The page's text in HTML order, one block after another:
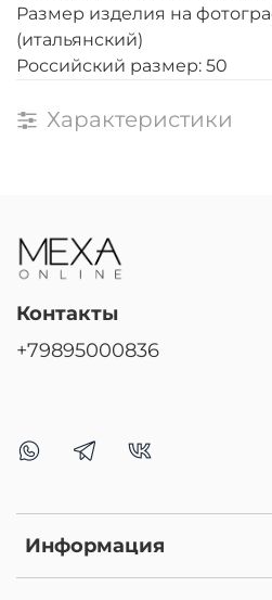
Размер изделия на
(итальянский)
Российский размер: 50
Характеристики
Информация
Контакты
+79895000836